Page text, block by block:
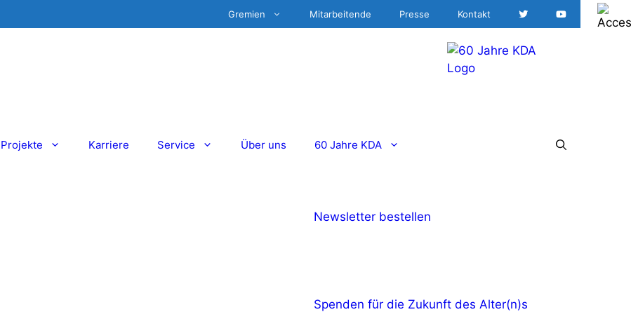
Gremien Mitarbeitende Presse Kontakt
Projekte Karriere Service Über uns 60 Jahre KDA
Newsletter bestellen
Spenden für die Zukunft des Alter(n)s